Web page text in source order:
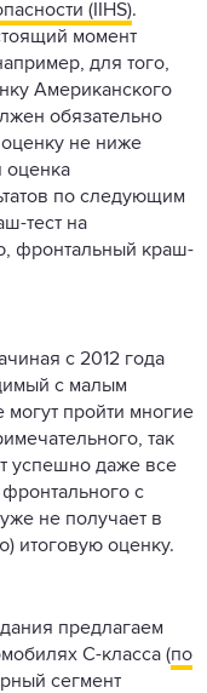
(IIHS).
момент
для того,
Американского
обязательно
оценку не ниже
оценка
по следующим
тест на
фронтальный краш-
с 2012 года
с малым
пройти многие
так
успешно даже все
с
не получает в
итоговую оценку.
предлагаем
С-класса (по
сегмент